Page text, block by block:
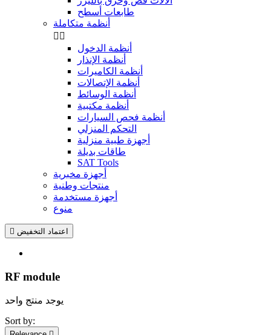
طابعات أسطح
أنظمة متكاملة
 
أنظمة الدخول
أنظمة الإنذار
أنظمة الكاميرات
أنظمة الإتصالات
أنظمة الوسائط
أنظمة مكتبية
أنظمة فحص السيارات
التحكم المنزلي
أجهزة طبية منزلية
طاقات بديلة
SAT Tools
أجهزة مخبرية
منتجات وطنية
أجهزة مستخدمة
منوع
 اعتماد التخفيض
RF module
يوجد منتج واحد
Sort by: